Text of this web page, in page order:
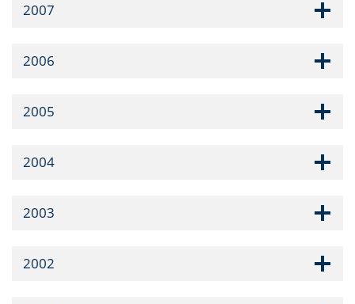
2007
2006
2005
2004
2003
2002